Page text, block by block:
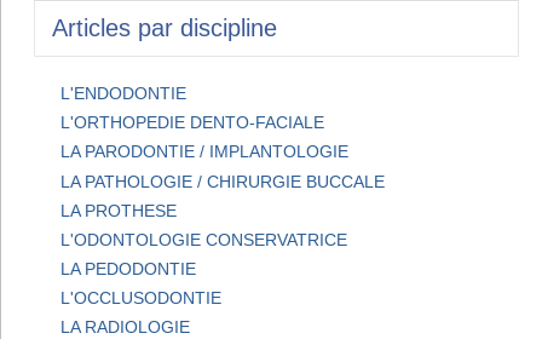
Articles par discipline
L'ENDODONTIE
L'ORTHOPEDIE DENTO-FACIALE
LA PARODONTIE / IMPLANTOLOGIE
LA PATHOLOGIE / CHIRURGIE BUCCALE
LA PROTHESE
L'ODONTOLOGIE CONSERVATRICE
LA PEDODONTIE
L'OCCLUSODONTIE
LA RADIOLOGIE